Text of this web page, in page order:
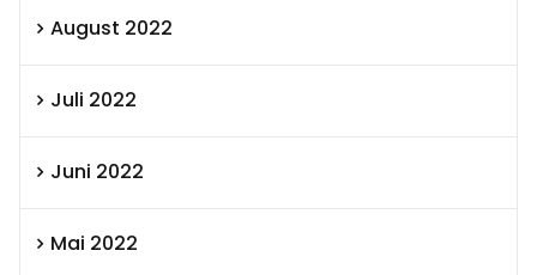
August 2022
Juli 2022
Juni 2022
Mai 2022